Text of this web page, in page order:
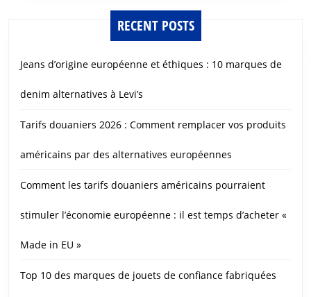
RECENT POSTS
Jeans d’origine européenne et éthiques : 10 marques de
denim alternatives à Levi’s
Tarifs douaniers 2026 : Comment remplacer vos produits
américains par des alternatives européennes
Comment les tarifs douaniers américains pourraient
stimuler l’économie européenne : il est temps d’acheter «
Made in EU »
Top 10 des marques de jouets de confiance fabriquées